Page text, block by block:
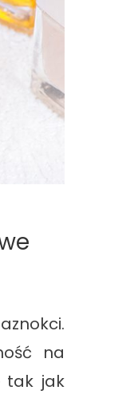
na
tak jak